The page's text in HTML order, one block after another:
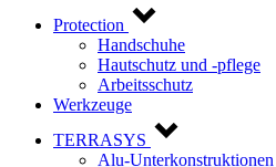
Protection
Handschuhe
Hautschutz und -pflege
Arbeitsschutz
Werkzeuge
TERRASYS
Alu-Unterkonstruktionen